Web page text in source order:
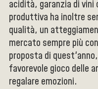
acidità, garanzia di
produttiva ha inoltre
qualità, un
mercato sempre più
proposta di
favorevole gioco delle
regalare emozioni.